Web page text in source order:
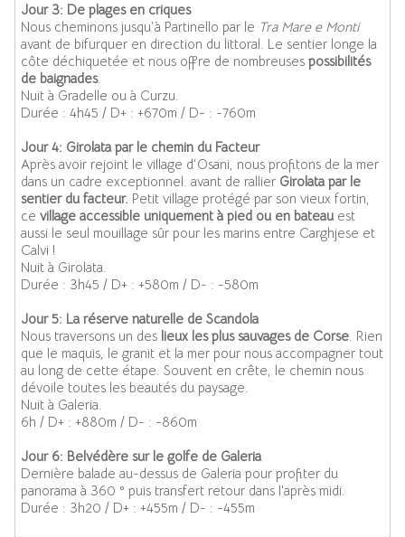
Jour 3: De plages en criques
Nous cheminons jusqu’à Partinello par le Tra Mare e Monti
avant de bifurquer en direction du littoral. Le sentier longe la
côte déchiquetée et nous offre de nombreuses possibilités
de baignades.
Nuit à Gradelle ou à Curzu.
Durée : 4h45 / D+ : +670m / D- : -760m
Jour 4: Girolata par le chemin du Facteur
Après avoir rejoint le village d’Osani, nous profitons de la mer
dans un cadre exceptionnel. avant de rallier Girolata par le
sentier du facteur. Petit village protégé par son vieux fortin,
ce village accessible uniquement à pied ou en bateau est
aussi le seul mouillage sûr pour les marins entre Carghjese et
Calvi !
Nuit à Girolata.
Durée : 3h45 / D+ : +580m / D- : -580m
Jour 5: La réserve naturelle de Scandola
Nous traversons un des lieux les plus sauvages de Corse. Rien
que le maquis, le granit et la mer pour nous accompagner tout
au long de cette étape. Souvent en crête, le chemin nous
dévoile toutes les beautés du paysage.
Nuit à Galeria.
6h / D+ : +880m / D- : -860m
Jour 6: Belvédère sur le golfe de Galeria
Dernière balade au-dessus de Galeria pour profiter du
panorama à 360 ° puis transfert retour dans l'après midi.
Durée : 3h20 / D+ : +455m / D- : -455m